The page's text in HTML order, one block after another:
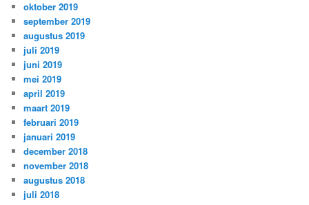
oktober 2019
september 2019
augustus 2019
juli 2019
juni 2019
mei 2019
april 2019
maart 2019
februari 2019
januari 2019
december 2018
november 2018
augustus 2018
juli 2018